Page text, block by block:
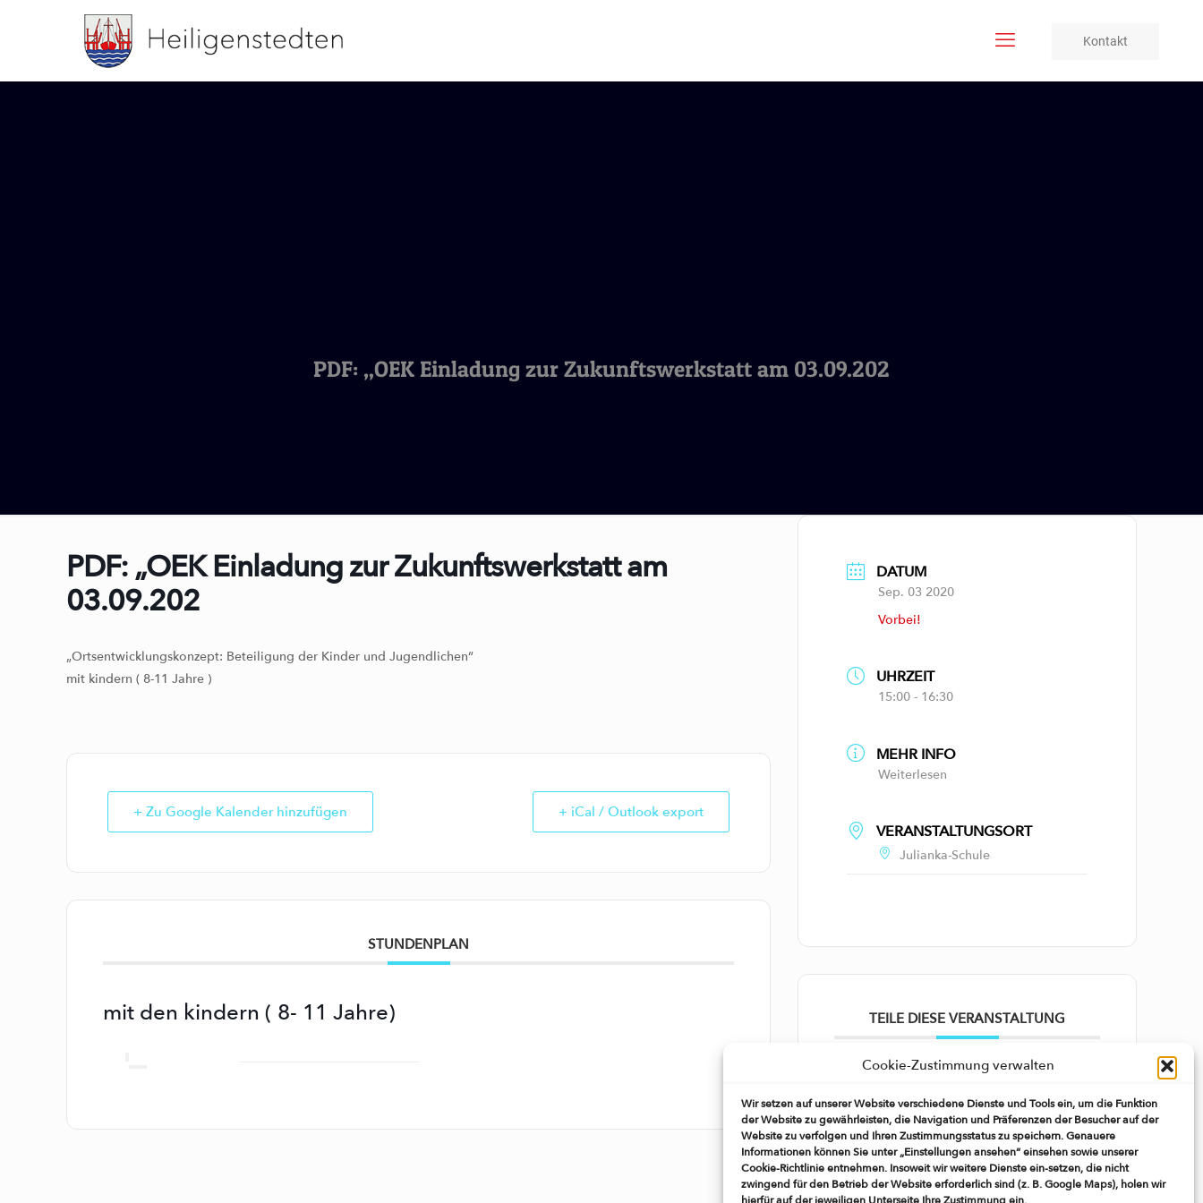
Cookie-Zustimmung verwalten
Wir setzen auf unserer Website verschiedene Dienste und Tools ein, um die Funktion
der Website zu gewährleisten, die Navigation und Präferenzen der Besucher auf der
Website zu verfolgen und Ihren Zustimmungsstatus zu speichern. Genauere
Informationen können Sie unter „Einstellungen ansehen“ einsehen sowie unserer
Cookie-Richtlinie entnehmen. Insoweit wir weitere Dienste ein-setzen, die nicht
zwingend für den Betrieb der Website erforderlich sind (z. B. Google Maps), holen wir
Kontakt
PDF: „OEK Einladung zur Zukunftswerkstatt am 03.09.202
PDF: „OEK Einladung zur Zukunftswerkstatt am
03.09.202
„Ortsentwicklungskonzept: Beteiligung der Kinder und Jugendlichen“
mit kindern ( 8-11 Jahre )
+ Zu Google Kalender hinzufügen + iCal / Outlook export
STUNDENPLAN
mit den kindern ( 8- 11 Jahre)
DATUM
Sep. 03 2020
Vorbei!
UHRZEIT
15:00 - 16:30
MEHR INFO
Weiterlesen
VERANSTALTUNGSORT
Julianka-Schule
TEILE DIESE VERANSTALTUNG